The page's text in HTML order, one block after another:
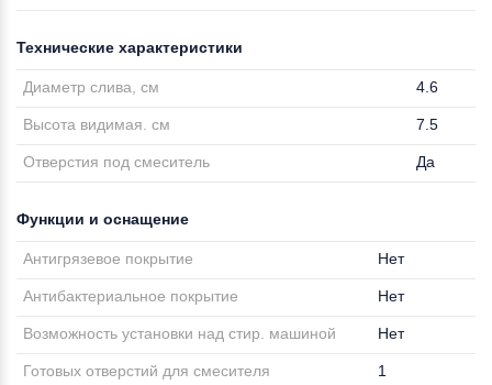
Технические характеристики
Диаметр слива, см 4.6
Высота видимая. см 7.5
Отверстия под смеситель Да
Функции и оснащение
Антигрязевое покрытие Нет
Антибактериальное покрытие Нет
Возможность установки над стир. машиной Нет
Готовых отверстий для смесителя 1